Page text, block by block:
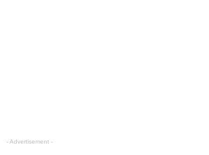
- Advertisement -